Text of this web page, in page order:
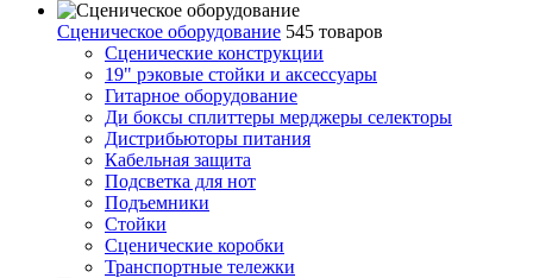
Сценическое оборудование 545 товаров
Сценические конструкции
19" рэковые стойки и аксесcуары
Гитарное оборудование
Ди боксы сплиттеры мерджеры селекторы
Дистрибьюторы питания
Кабельная защита
Подсветка для нот
Подъемники
Стойки
Сценические коробки
Транспортные тележки